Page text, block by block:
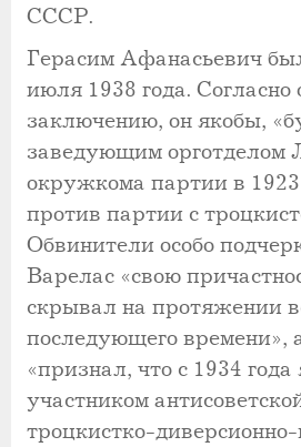
СССР.
Герасим Афанасьевич
июля 1938 года. Согласно
заключению, он якобы,
заведующим орготделом
окружкома партии в
против партии с
Обвинители особо
Варелас «свою
скрывал на протяжении
последующего времени»,
«признал, что с 1934 года
участником
троцкистко-